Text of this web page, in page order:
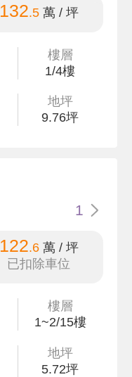
132.5萬 / 坪
樓層
1/4樓
地坪
9.76坪
1
122.6萬 / 坪
已扣除車位
樓層
1~2/15樓
地坪
5.72坪